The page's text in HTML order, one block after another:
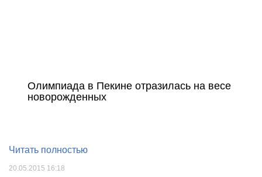
Олимпиада в Пекине отразилась на весе
новорожденных
Читать полностью
20.05.2015 16:18